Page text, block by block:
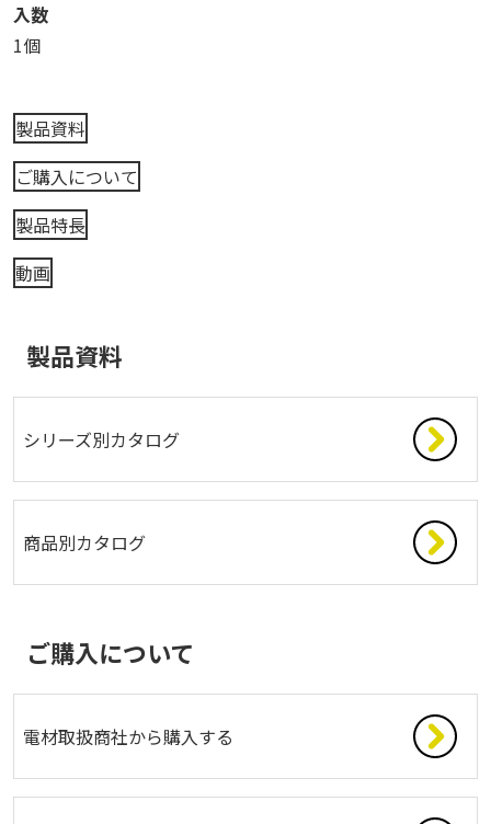
入数
1個
製品資料
ご購入について
製品特長
動画
製品資料
シリーズ別カタログ
商品別カタログ
ご購入について
電材取扱商社から購入する